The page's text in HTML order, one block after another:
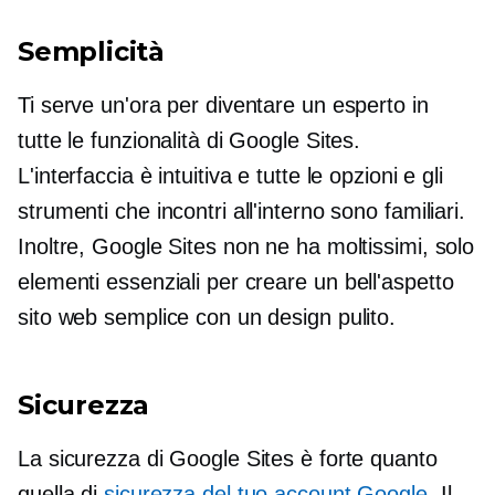
Semplicità
Ti serve un'ora per diventare un esperto in
tutte le funzionalità di Google Sites.
L'interfaccia è intuitiva e tutte le opzioni e gli
strumenti che incontri all'interno sono familiari.
Inoltre, Google Sites non ne ha moltissimi, solo
elementi essenziali per creare un bell'aspetto
sito web semplice con un design pulito.
Sicurezza
La sicurezza di Google Sites è forte quanto